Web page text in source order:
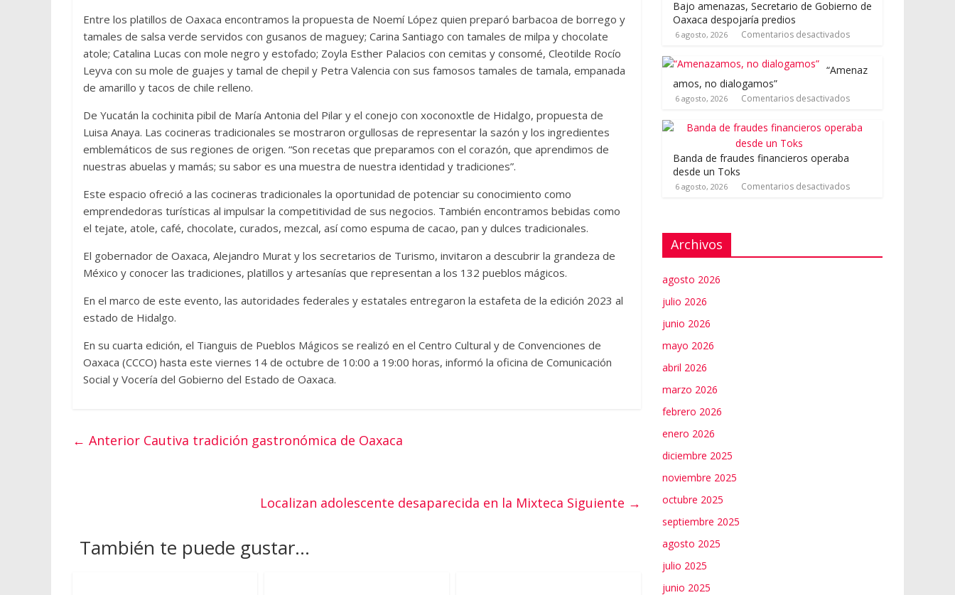
Entre los platillos de Oaxaca encontramos la propuesta de Noemí López quien preparó barbacoa de borrego y
tamales de salsa verde servidos con gusanos de maguey; Carina Santiago con tamales de milpa y chocolate
atole; Catalina Lucas con mole negro y estofado; Zoyla Esther Palacios con cemitas y consomé, Cleotilde Rocío
Leyva con su mole de guajes y tamal de chepil y Petra Valencia con sus famosos tamales de tamala, empanada
de amarillo y tacos de chile relleno.
De Yucatán la cochinita pibil de María Antonia del Pilar y el conejo con xoconoxtle de Hidalgo, propuesta de
Luisa Anaya. Las cocineras tradicionales se mostraron orgullosas de representar la sazón y los ingredientes
emblemáticos de sus regiones de origen. “Son recetas que preparamos con el corazón, que aprendimos de
nuestras abuelas y mamás; su sabor es una muestra de nuestra identidad y tradiciones”.
Este espacio ofreció a las cocineras tradicionales la oportunidad de potenciar su conocimiento como
emprendedoras turísticas al impulsar la competitividad de sus negocios. También encontramos bebidas como
el tejate, atole, café, chocolate, curados, mezcal, así como espuma de cacao, pan y dulces tradicionales.
El gobernador de Oaxaca, Alejandro Murat y los secretarios de Turismo, invitaron a descubrir la grandeza de
México y conocer las tradiciones, platillos y artesanías que representan a los 132 pueblos mágicos.
En el marco de este evento, las autoridades federales y estatales entregaron la estafeta de la edición 2023 al
estado de Hidalgo.
En su cuarta edición, el Tianguis de Pueblos Mágicos se realizó en el Centro Cultural y de Convenciones de
Oaxaca (CCCO) hasta este viernes 14 de octubre de 10:00 a 19:00 horas, informó la oficina de Comunicación
Social y Vocería del Gobierno del Estado de Oaxaca.
← Anterior Cautiva tradición gastronómica de Oaxaca
Localizan adolescente desaparecida en la Mixteca Siguiente →
También te puede gustar...
Bajo amenazas, Secretario de Gobierno de
Oaxaca despojaría predios
6 agosto, 2026 Comentarios desactivados
“Amenaz
amos, no dialogamos”
6 agosto, 2026 Comentarios desactivados
Banda de fraudes financieros operaba
desde un Toks
6 agosto, 2026 Comentarios desactivados
Archivos
agosto 2026
julio 2026
junio 2026
mayo 2026
abril 2026
marzo 2026
febrero 2026
enero 2026
diciembre 2025
noviembre 2025
octubre 2025
septiembre 2025
agosto 2025
julio 2025
junio 2025